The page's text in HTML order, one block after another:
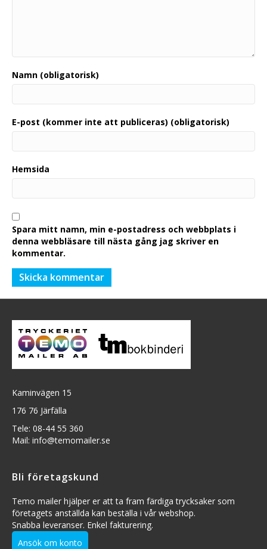
Namn (obligatorisk)
E-post (kommer inte att publiceras) (obligatorisk)
Hemsida
Spara mitt namn, min e-postadress och webbplats i
denna webbläsare till nästa gång jag skriver en
kommentar.
Kaminvägen 15
176 76 Järfälla
Tele: 08-44 55 360
Mail: info@temomailer.se
Bli företagskund
Temo mailer hjälper er att ta fram färdiga trycksaker som
företagets anställda kan beställa i vår webshop.
Snabba leveranser. Enkel fakturering.
Ansök om konto